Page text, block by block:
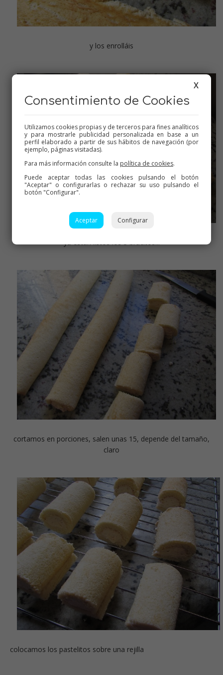
y los enrolláis
ya están listos los 3 bracitos!!!
cortamos en porciones, salen unas 15, depende del tamaño,
claro
colocamos los pastelitos sobre una rejilla
X
Consentimiento de Cookies
Utilizamos cookies propias y de terceros para fines analíticos
y para mostrarle publicidad personalizada en base a un
perfil elaborado a partir de sus hábitos de navegación (por
ejemplo, páginas visitadas).
Para más información consulte la política de cookies.
Puede aceptar todas las cookies pulsando el botón
"Aceptar" o configurarlas o rechazar su uso pulsando el
botón "Configurar".
Aceptar Configurar